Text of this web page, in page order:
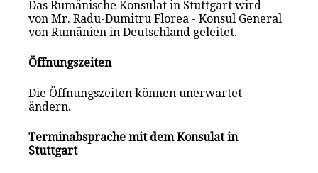
Das Rumänische Konsulat in Stuttgart wird
von Mr. Radu-Dumitru Florea - Konsul General
von Rumänien in Deutschland geleitet.
Öffnungszeiten
Die Öffnungszeiten können unerwartet
ändern.
Terminabsprache mit dem Konsulat in
Stuttgart